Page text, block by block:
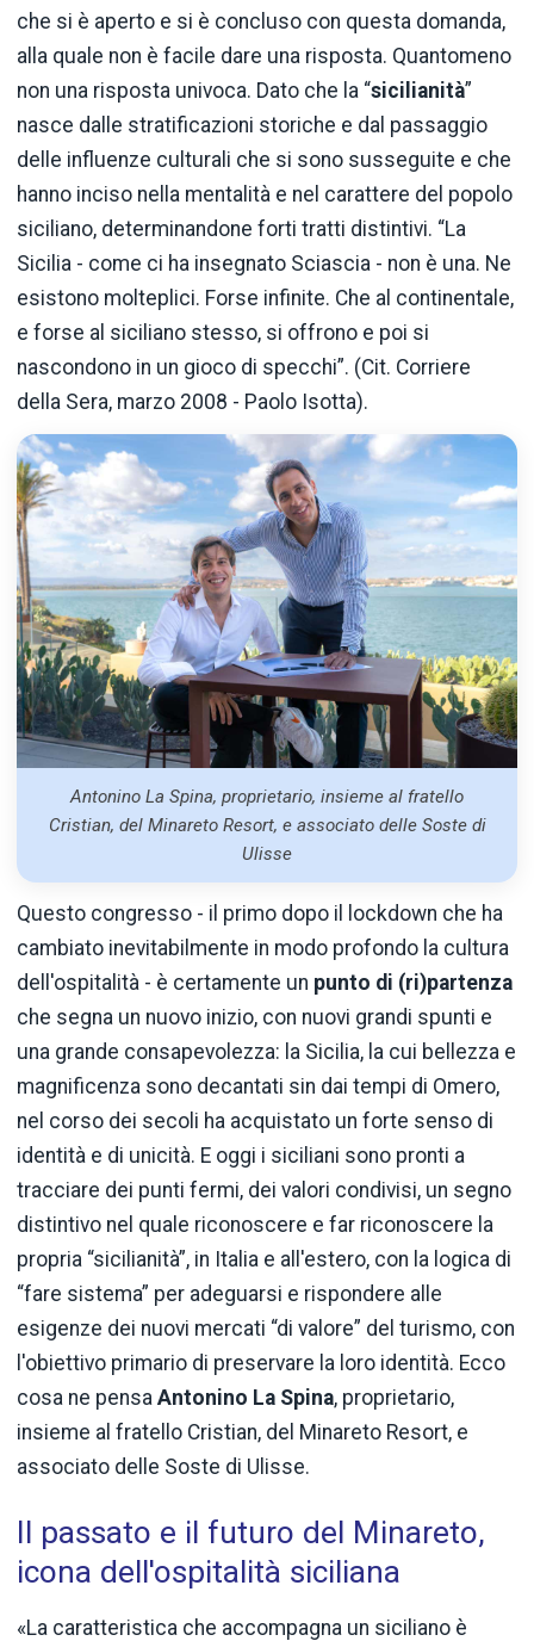
che si è aperto e si è concluso con questa domanda,
alla quale non è facile dare una risposta. Quantomeno
non una risposta univoca. Dato che la “sicilianità”
nasce dalle stratificazioni storiche e dal passaggio
delle influenze culturali che si sono susseguite e che
hanno inciso nella mentalità e nel carattere del popolo
siciliano, determinandone forti tratti distintivi. “La
Sicilia - come ci ha insegnato Sciascia - non è una. Ne
esistono molteplici. Forse infinite. Che al continentale,
e forse al siciliano stesso, si offrono e poi si
nascondono in un gioco di specchi”. (Cit. Corriere
della Sera, marzo 2008 - Paolo Isotta).
Antonino La Spina, proprietario, insieme al fratello
Cristian, del Minareto Resort, e associato delle Soste di
Ulisse
Questo congresso - il primo dopo il lockdown che ha
cambiato inevitabilmente in modo profondo la cultura
dell'ospitalità - è certamente un punto di (ri)partenza
che segna un nuovo inizio, con nuovi grandi spunti e
una grande consapevolezza: la Sicilia, la cui bellezza e
magnificenza sono decantati sin dai tempi di Omero,
nel corso dei secoli ha acquistato un forte senso di
identità e di unicità. E oggi i siciliani sono pronti a
tracciare dei punti fermi, dei valori condivisi, un segno
distintivo nel quale riconoscere e far riconoscere la
propria “sicilianità”, in Italia e all'estero, con la logica di
“fare sistema” per adeguarsi e rispondere alle
esigenze dei nuovi mercati “di valore” del turismo, con
l'obiettivo primario di preservare la loro identità. Ecco
cosa ne pensa Antonino La Spina, proprietario,
insieme al fratello Cristian, del Minareto Resort, e
associato delle Soste di Ulisse.
Il passato e il futuro del Minareto,
icona dell'ospitalità siciliana
«La caratteristica che accompagna un siciliano è